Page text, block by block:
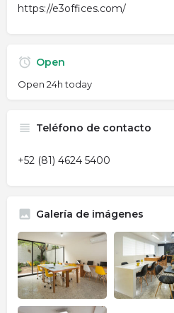
https://e3offices.com/
Open
Open 24h today
Teléfono de contacto
+52 (81) 4624 5400
Galería de imágenes